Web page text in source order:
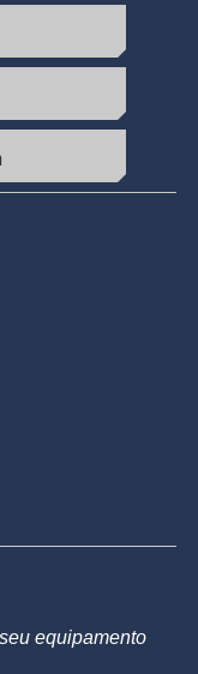
equipamento